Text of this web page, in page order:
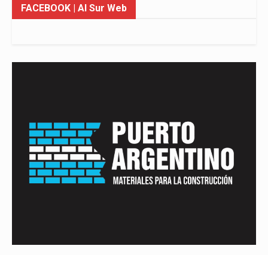
FACEBOOK | Al Sur Web